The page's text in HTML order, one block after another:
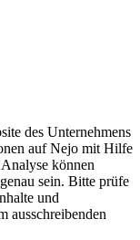
des Unternehmens
auf Nejo mit Hilfe
können
sein. Bitte prüfe
und
ausschreibenden